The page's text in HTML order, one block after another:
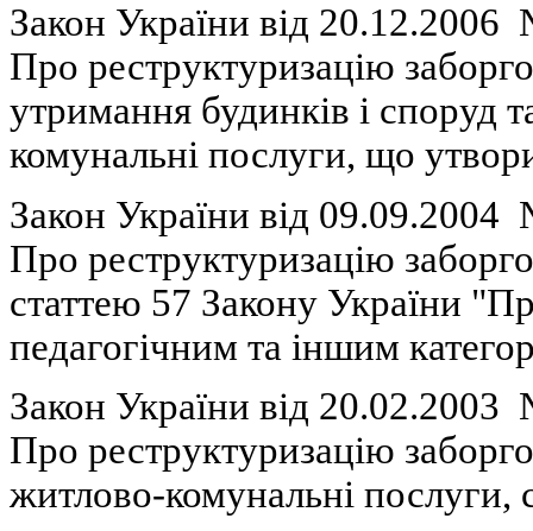
Закон України вiд
Про реструктуризацію
утримання будинків і споруд
комунальні послуги, що
Закон України вiд
Про реструктуризацію
статтею 57 Закону України
педагогічним та іншим
Закон України вiд
Про реструктуризацію
житлово-комунальні послуги,